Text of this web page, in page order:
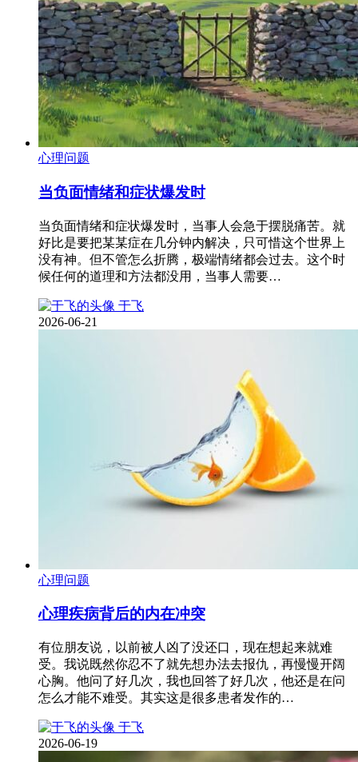
心理问题
当负面情绪和症状爆发时
当负面情绪和症状爆发时，当事人会急于摆脱痛苦。就
好比是要把某某症在几分钟内解决，只可惜这个世界上
没有神。但不管怎么折腾，极端情绪都会过去。这个时
候任何的道理和方法都没用，当事人需要…
于飞
2026-06-21
心理问题
心理疾病背后的内在冲突
有位朋友说，以前被人凶了没还口，现在想起来就难
受。我说既然你忍不了就先想办法去报仇，再慢慢开阔
心胸。他问了好几次，我也回答了好几次，他还是在问
怎么才能不难受。其实这是很多患者发作的…
于飞
2026-06-19